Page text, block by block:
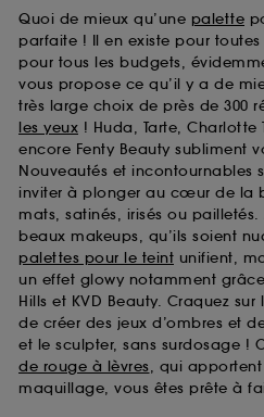
Quoi de mieux qu’une palette
parfaite ! Il en existe pour
pour tous les budgets,
vous propose ce qu’il y a de
très large choix de près de 300
les yeux ! Huda, Tarte, Charlotte
encore Fenty Beauty subliment
Nouveautés et incontournables
inviter à plonger au cœur de la
mats, satinés, irisés ou
beaux makeups, qu’ils soient
palettes pour le teint unifient,
un effet glowy notamment
Hills et KVD Beauty. Craquez sur
de créer des jeux d’ombres et
et le sculpter, sans surdosage !
de rouge à lèvres, qui
maquillage, vous êtes prête à